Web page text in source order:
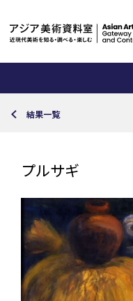
結果一覧
プルサギ